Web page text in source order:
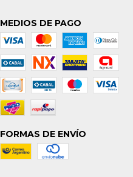
MEDIOS DE PAGO
FORMAS DE ENVÍO